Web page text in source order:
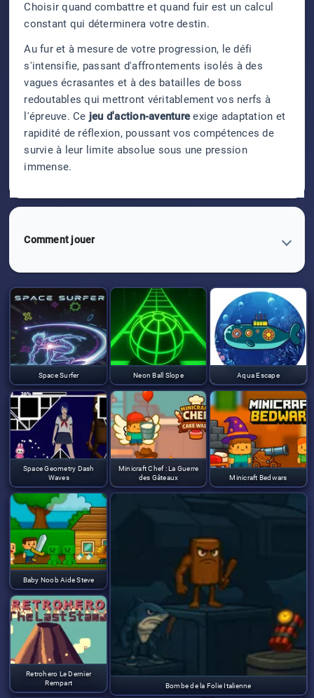
Choisir quand combattre et quand fuir est un calcul
constant qui déterminera votre destin.
Au fur et à mesure de votre progression, le défi
s'intensifie, passant d'affrontements isolés à des
vagues écrasantes et à des batailles de boss
redoutables qui mettront véritablement vos nerfs à
l'épreuve. Ce jeu d'action-aventureexige adaptation et
rapidité de réflexion, poussant vos compétences de
survie à leur limite absolue sous une pression
immense.
Comment jouer
Space Surfer Neon Ball Slope Aqua Escape
Space Geometry Dash
Waves
Minicraft Chef : La Guerre
des Gâteaux
Minicraft Bedwars
Baby Noob Aide Steve
Bombe de la Folie Italienne
Retrohero Le Dernier
Rempart